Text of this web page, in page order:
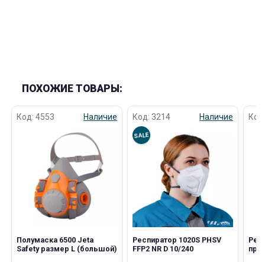
ПОХОЖИЕ ТОВАРЫ:
Код: 4553 Наличие
Полумаска 6500 Jeta
Safety размер L (большой)
Код: 3214 Наличие
SALE
Респиратор 1020S PHSV
FFP2 NR D 10/240